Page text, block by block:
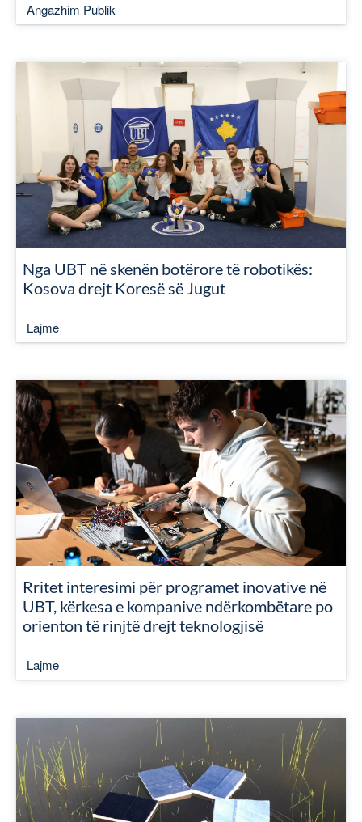
Angazhim Publik
Nga UBT në skenën botërore të robotikës:
Kosova drejt Koresë së Jugut
Lajme
Rritet interesimi për programet inovative në
UBT, kërkesa e kompanive ndërkombëtare po
orienton të rinjtë drejt teknologjisë
Lajme